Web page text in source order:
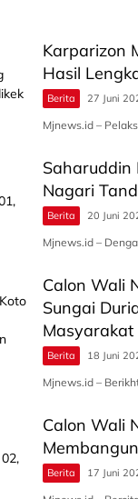
Karparizon
Hasil
Berita 27 Juni
Mjnews.id –
Saharuddin
Nagari
Berita 20 Juni
Mjnews.id –
Calon Wali
Sungai
Masyarakat
Berita 18 Juni
Mjnews.id –
Calon Wali
Berita 17 Juni